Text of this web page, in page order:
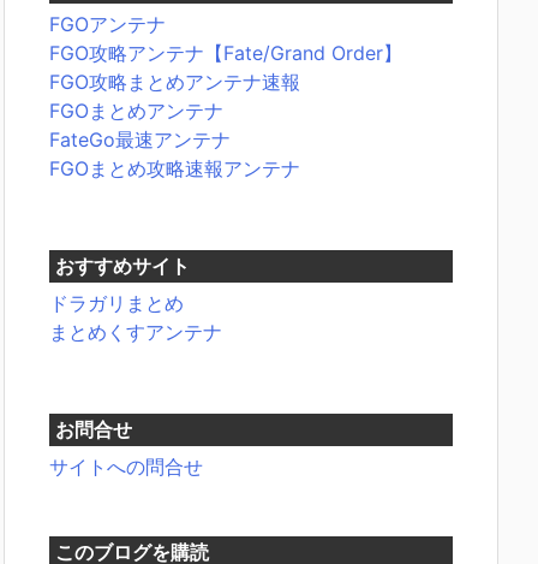
FGOアンテナ
FGO攻略アンテナ【Fate/Grand Order】
FGO攻略まとめアンテナ速報
FGOまとめアンテナ
FateGo最速アンテナ
FGOまとめ攻略速報アンテナ
おすすめサイト
ドラガリまとめ
まとめくすアンテナ
お問合せ
サイトへの問合せ
このブログを購読